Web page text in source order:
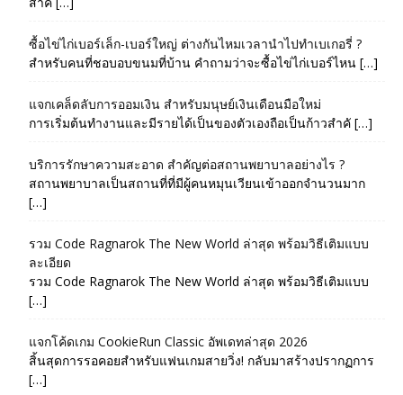
ซื้อไข่ไก่เบอร์เล็ก-เบอร์ใหญ่ ต่างกันไหมเวลานำไปทำเบเกอรี่ ?
สำหรับคนที่ชอบอบขนมที่บ้าน คำถามว่าจะซื้อไข่ไก่เบอร์ไหน […]
แจกเคล็ดลับการออมเงิน สำหรับมนุษย์เงินเดือนมือใหม่
การเริ่มต้นทำงานและมีรายได้เป็นของตัวเองถือเป็นก้าวสำคั […]
บริการรักษาความสะอาด สำคัญต่อสถานพยาบาลอย่างไร ?
สถานพยาบาลเป็นสถานที่ที่มีผู้คนหมุนเวียนเข้าออกจำนวนมาก
[…]
รวม Code Ragnarok The New World ล่าสุด พร้อมวิธีเติมแบบ
ละเอียด
รวม Code Ragnarok The New World ล่าสุด พร้อมวิธีเติมแบบ
[…]
แจกโค้ดเกม CookieRun Classic อัพเดทล่าสุด 2026
สิ้นสุดการรอคอยสำหรับแฟนเกมสายวิ่ง! กลับมาสร้างปรากฏการ
[…]